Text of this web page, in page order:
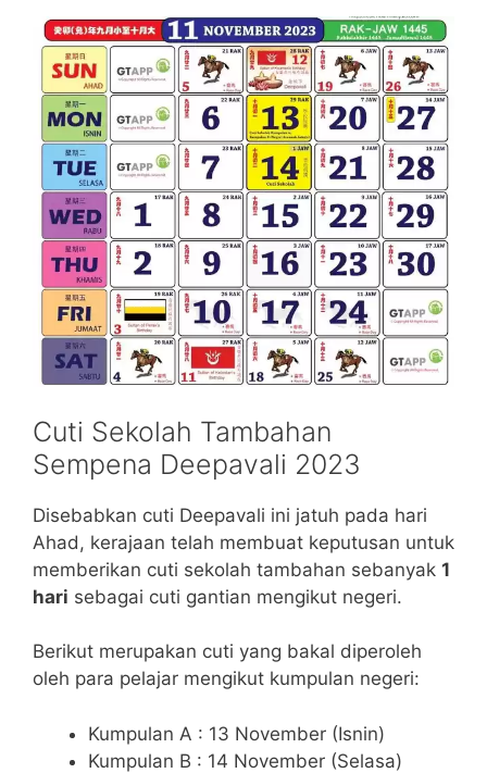
Cuti Sekolah Tambahan
Sempena Deepavali 2023
Disebabkan cuti Deepavali ini jatuh pada hari
Ahad, kerajaan telah membuat keputusan untuk
memberikan cuti sekolah tambahan sebanyak 1
hari sebagai cuti gantian mengikut negeri.
Berikut merupakan cuti yang bakal diperoleh
oleh para pelajar mengikut kumpulan negeri:
Kumpulan A : 13 November (Isnin)
Kumpulan B : 14 November (Selasa)